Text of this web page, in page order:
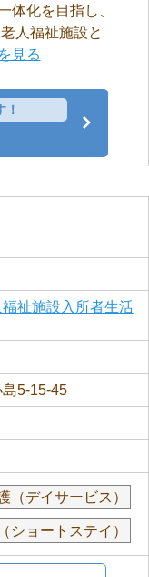
体化を目指し、
人福祉施設と
見る
祉施設入所者生活
5-15-45
（デイサービス）
ショートステイ）